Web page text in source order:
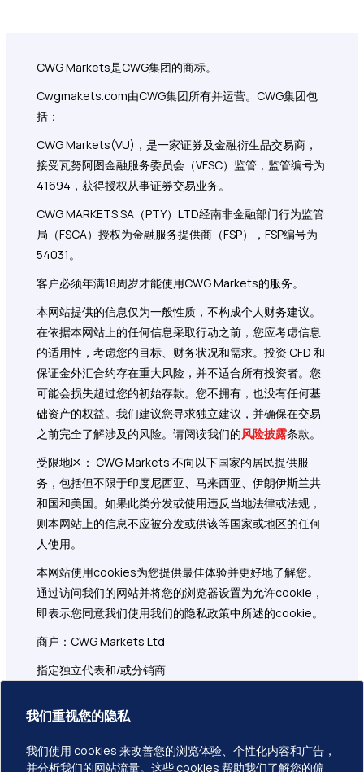
CWG Markets是CWG集团的商标。
Cwgmakets.com由CWG集团所有并运营。CWG集团包
括：
CWG Markets(VU)，是一家证券及金融衍生品交易商，
接受瓦努阿图金融服务委员会（VFSC）监管，监管编号为
41694，获得授权从事证券交易业务。
CWG MARKETS SA（PTY）LTD经南非金融部门行为监管
局（FSCA）授权为金融服务提供商（FSP），FSP编号为
54031。
客户必须年满18周岁才能使用CWG Markets的服务。
本网站提供的信息仅为一般性质，不构成个人财务建议。
在依据本网站上的任何信息采取行动之前，您应考虑信息
的适用性，考虑您的目标、财务状况和需求。投资 CFD 和
保证金外汇合约存在重大风险，并不适合所有投资者。您
可能会损失超过您的初始存款。您不拥有，也没有任何基
础资产的权益。我们建议您寻求独立建议，并确保在交易
之前完全了解涉及的风险。请阅读我们的风险披露条款。
受限地区： CWG Markets 不向以下国家的居民提供服
务，包括但不限于印度尼西亚、马来西亚、伊朗伊斯兰共
和国和美国。如果此类分发或使用违反当地法律或法规，
则本网站上的信息不应被分发或供该等国家或地区的任何
人使用。
本网站使用cookies为您提供最佳体验并更好地了解您。
通过访问我们的网站并将您的浏览器设置为允许cookie，
即表示您同意我们使用我们的隐私政策中所述的cookie。
商户：CWG Markets Ltd
指定独立代表和/或分销商
Floor, Port Vila, Vanuatu
CWG Markets Ltd 负责与本网站相关的营销、分销和客户
支持服务。
我们重视您的隐私
我们使用 cookies 来改善您的浏览体验、个性化内容和广告，
并分析我们的网站流量。这些 cookies 帮助我们了解您的偏